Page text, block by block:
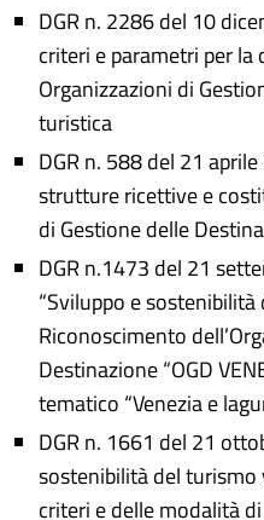
DGR n. 2286 del 10
criteri e parametri per
Organizzazioni di
turistica
DGR n. 588 del 21
strutture ricettive e
di Gestione delle
DGR n.1473 del 21
“Sviluppo e
Riconoscimento
Destinazione “OGD
tematico “Venezia e
DGR n. 1661 del 21
sostenibilità del
criteri e delle modalità